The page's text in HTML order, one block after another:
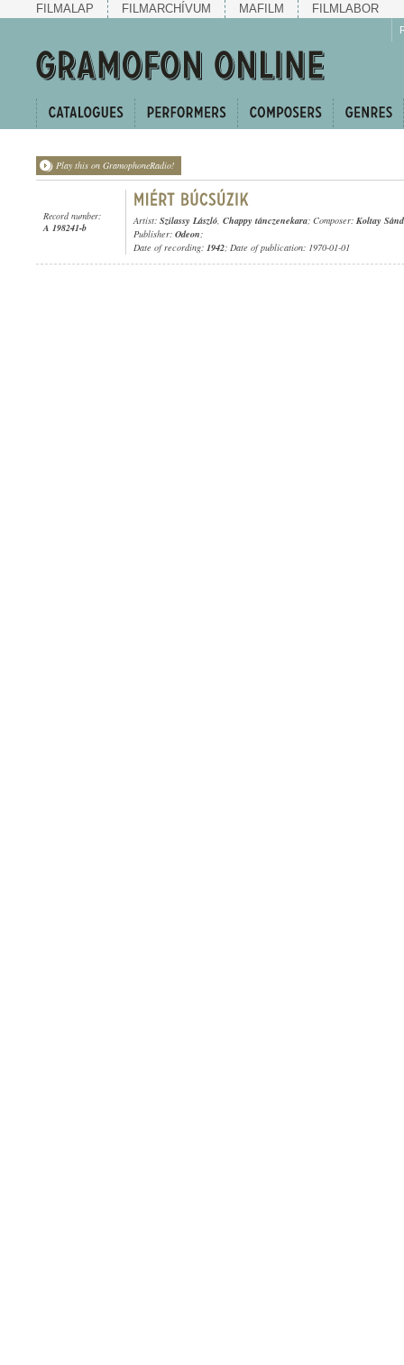
FILMALAP FILMARCHÍVUM MAFILM FILMLABOR
Play this on GramophoneRadio!
Record number:
A 198241-b
Artist: Szilassy László, Chappy tánczenekara; Composer: Koltay
Publisher: Odeon;
Date of recording: 1942; Date of publication: 1970-01-01